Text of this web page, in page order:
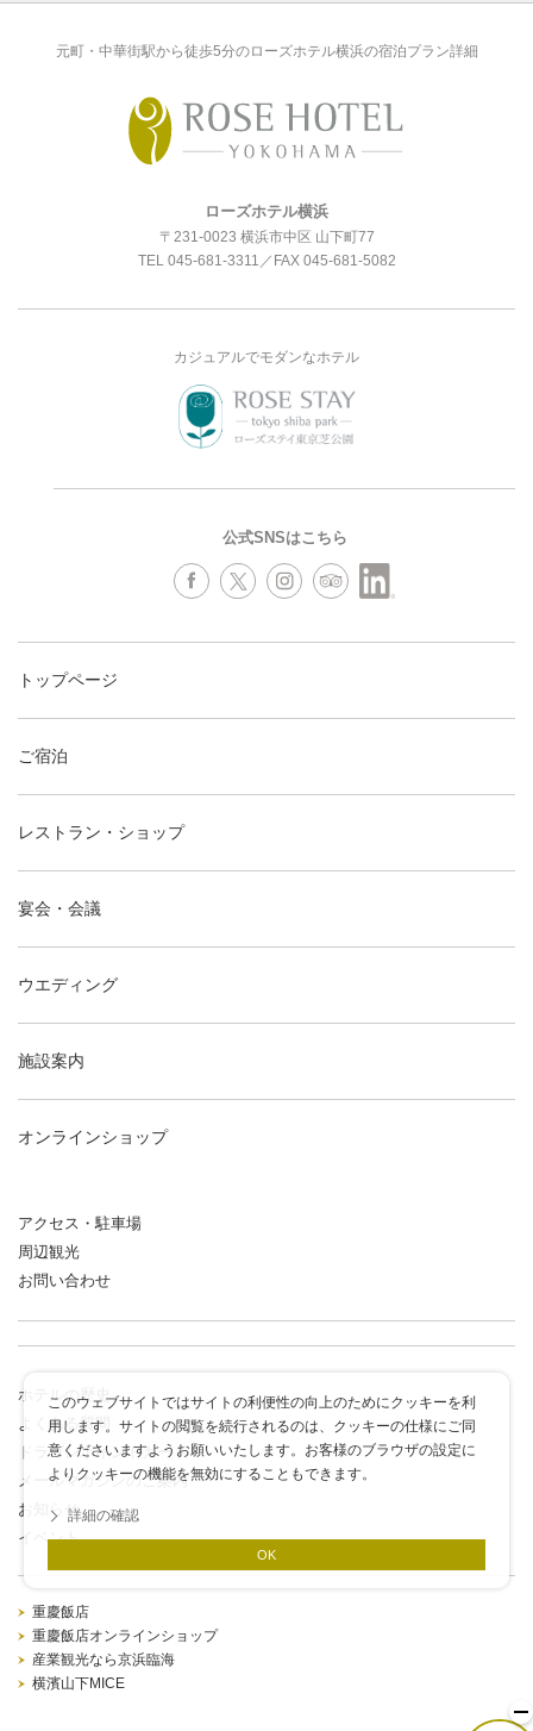
このウェブサイトではサイトの利便性の向上のためにクッキーを利
用します。サイトの閲覧を続行されるのは、クッキーの仕様にご同
意くださいますようお願いいたします。お客様のブラウザの設定に
よりクッキーの機能を無効にすることもできます。
詳細の確認
OK
元町・中華街駅から徒歩5分のローズホテル横浜の宿泊プラン詳細
ローズホテル横浜
〒231-0023 横浜市中区 山下町77
TEL 045-681-3311 ／FAX 045-681-5082
カジュアルでモダンなホテル
公式SNSはこちら
トップページ
ご宿泊
レストラン・ショップ
宴会・会議
ウエディング
施設案内
オンラインショップ
アクセス・駐車場
周辺観光
お問い合わせ
ホテルの歴史
よくある質問
ドラゴンポイントカード
メールマガジンのご案内
お知らせ
イベント
重慶飯店
重慶飯店オンラインショップ
産業観光なら京浜臨海
横濱山下MICE